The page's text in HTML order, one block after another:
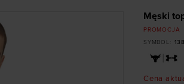
Męski
PROMOCJA
SYMBOL
Cena